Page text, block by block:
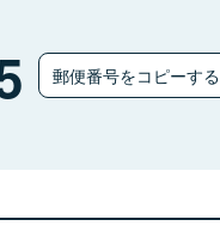
郵便番号をコピーする